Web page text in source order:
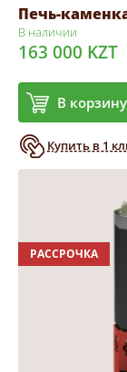
Печь-
В наличии
163 000 KZT
В корзину
Купить в 1
РАССРОЧКА